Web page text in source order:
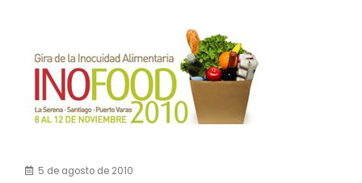
5 de agosto de 2010